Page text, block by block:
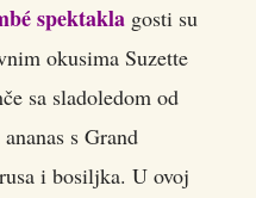
spektakla gosti su
okusima Suzette
sa sladoledom od
s Grand
i bosiljka. U ovoj